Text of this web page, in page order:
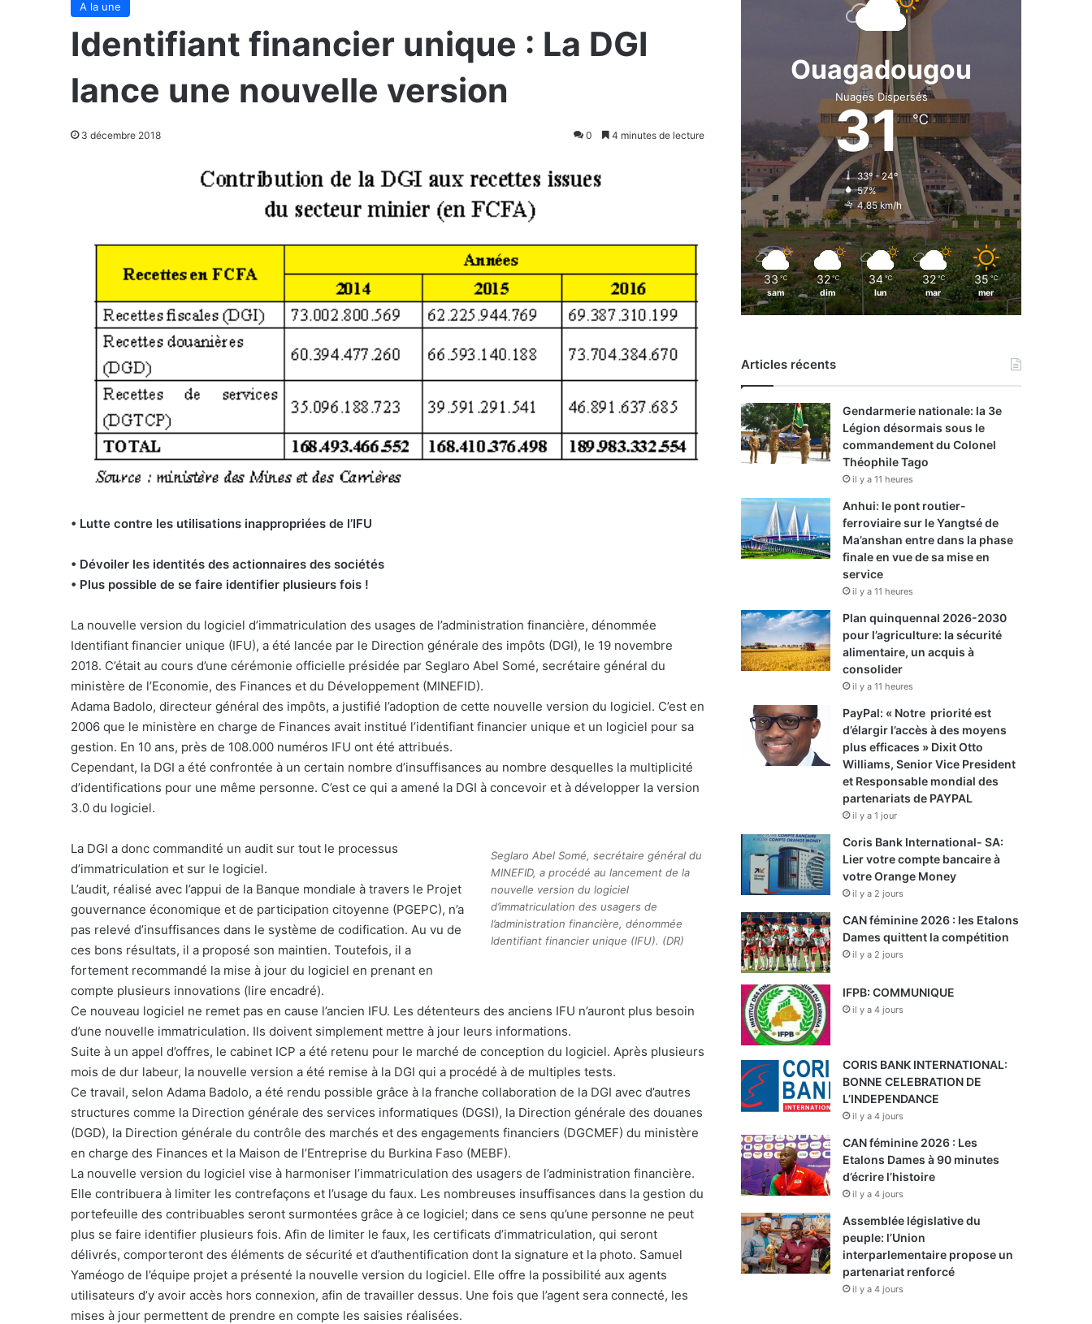
A la une
Identifiant financier unique : La DGI
lance une nouvelle version
3 décembre 2018 0 4 minutes de lecture
• Lutte contre les utilisations inappropriées de l’IFU
• Dévoiler les identités des actionnaires des sociétés
• Plus possible de se faire identifier plusieurs fois !
La nouvelle version du logiciel d’immatriculation des usages de l’administration financière, dénommée
Identifiant financier unique (IFU), a été lancée par le Direction générale des impôts (DGI), le 19 novembre
2018. C’était au cours d’une cérémonie officielle présidée par Seglaro Abel Somé, secrétaire général du
ministère de l’Economie, des Finances et du Développement (MINEFID).
Adama Badolo, directeur général des impôts, a justifié l’adoption de cette nouvelle version du logiciel. C’est en
2006 que le ministère en charge de Finances avait institué l’identifiant financier unique et un logiciel pour sa
gestion. En 10 ans, près de 108.000 numéros IFU ont été attribués.
Cependant, la DGI a été confrontée à un certain nombre d’insuffisances au nombre desquelles la multiplicité
d’identifications pour une même personne. C’est ce qui a amené la DGI à concevoir et à développer la version
3.0 du logiciel.
Seglaro Abel Somé, secrétaire général du
MINEFID, a procédé au lancement de la
nouvelle version du logiciel
d’immatriculation des usagers de
l’administration financière, dénommée
Identifiant financier unique (IFU). (DR)
La DGI a donc commandité un audit sur tout le processus
d’immatriculation et sur le logiciel.
L’audit, réalisé avec l’appui de la Banque mondiale à travers le Projet
gouvernance économique et de participation citoyenne (PGEPC), n’a
pas relevé d’insuffisances dans le système de codification. Au vu de
ces bons résultats, il a proposé son maintien. Toutefois, il a
fortement recommandé la mise à jour du logiciel en prenant en
compte plusieurs innovations (lire encadré).
Ce nouveau logiciel ne remet pas en cause l’ancien IFU. Les détenteurs des anciens IFU n’auront plus besoin
d’une nouvelle immatriculation. Ils doivent simplement mettre à jour leurs informations.
Suite à un appel d’offres, le cabinet ICP a été retenu pour le marché de conception du logiciel. Après plusieurs
mois de dur labeur, la nouvelle version a été remise à la DGI qui a procédé à de multiples tests.
Ce travail, selon Adama Badolo, a été rendu possible grâce à la franche collaboration de la DGI avec d’autres
structures comme la Direction générale des services informatiques (DGSI), la Direction générale des douanes
(DGD), la Direction générale du contrôle des marchés et des engagements financiers (DGCMEF) du ministère
en charge des Finances et la Maison de l’Entreprise du Burkina Faso (MEBF).
La nouvelle version du logiciel vise à harmoniser l’immatriculation des usagers de l’administration financière.
Elle contribuera à limiter les contrefaçons et l’usage du faux. Les nombreuses insuffisances dans la gestion du
portefeuille des contribuables seront surmontées grâce à ce logiciel; dans ce sens qu’une personne ne peut
plus se faire identifier plusieurs fois. Afin de limiter le faux, les certificats d’immatriculation, qui seront
délivrés, comporteront des éléments de sécurité et d’authentification dont la signature et la photo. Samuel
Yaméogo de l’équipe projet a présenté la nouvelle version du logiciel. Elle offre la possibilité aux agents
utilisateurs d’y avoir accès hors connexion, afin de travailler dessus. Une fois que l’agent sera connecté, les
mises à jour permettent de prendre en compte les saisies réalisées.
Ouagadougou
Nuages Dispersés
31℃
33º - 24º
57%
4.85 km/h
33 ℃
sam
32 ℃
dim
34 ℃
lun
32 ℃
mar
35 ℃
mer
Articles récents
Gendarmerie nationale: la 3e
Légion désormais sous le
commandement du Colonel
Théophile Tago
il y a 11 heures
Anhui: le pont routier-
ferroviaire sur le Yangtsé de
Ma’anshan entre dans la phase
finale en vue de sa mise en
service
il y a 11 heures
Plan quinquennal 2026-2030
pour l’agriculture: la sécurité
alimentaire, un acquis à
consolider
il y a 11 heures
PayPal: « Notre priorité est
d’élargir l’accès à des moyens
plus efficaces » Dixit Otto
Williams, Senior Vice President
et Responsable mondial des
partenariats de PAYPAL
il y a 1 jour
Coris Bank International- SA:
Lier votre compte bancaire à
votre Orange Money
il y a 2 jours
CAN féminine 2026 : les Etalons
Dames quittent la compétition
il y a 2 jours
IFPB: COMMUNIQUE
il y a 4 jours
CORIS BANK INTERNATIONAL:
BONNE CELEBRATION DE
L’INDEPENDANCE
il y a 4 jours
CAN féminine 2026 : Les
Etalons Dames à 90 minutes
d’écrire l’histoire
il y a 4 jours
Assemblée législative du
peuple: l’Union
interparlementaire propose un
partenariat renforcé
il y a 4 jours